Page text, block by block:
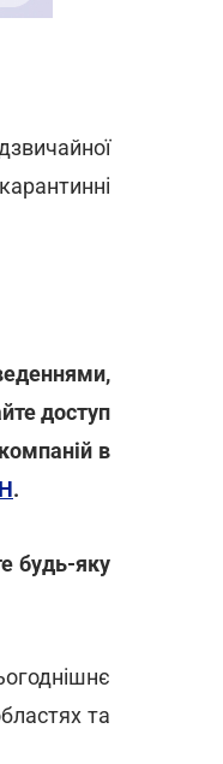
доступ
в
.
будь-яку
та